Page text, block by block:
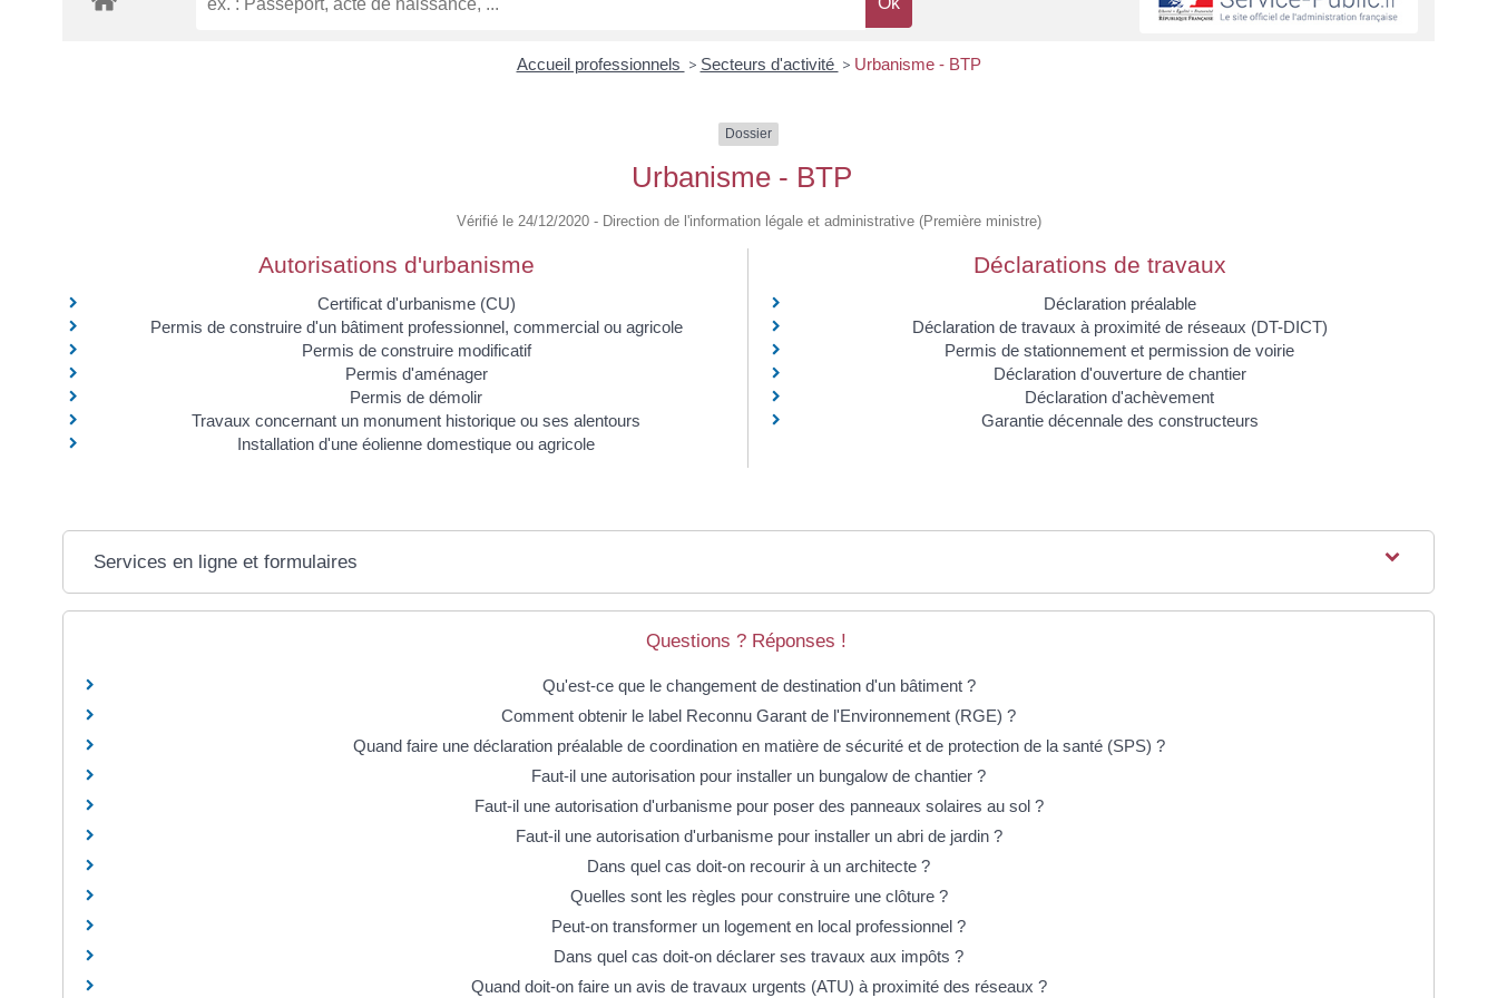
Accueil professionnels > Secteurs d'activité > Urbanisme - BTP
Dossier
Urbanisme - BTP
Vérifié le 24/12/2020 - Direction de l'information légale et administrative (Première ministre)
Autorisations d'urbanisme
Certificat d'urbanisme (CU)
Permis de construire d'un bâtiment professionnel, commercial ou agricole
Permis de construire modificatif
Permis d'aménager
Permis de démolir
Travaux concernant un monument historique ou ses alentours
Installation d'une éolienne domestique ou agricole
Déclarations de travaux
Déclaration préalable
Déclaration de travaux à proximité de réseaux (DT-DICT)
Permis de stationnement et permission de voirie
Déclaration d'ouverture de chantier
Déclaration d'achèvement
Garantie décennale des constructeurs
Services en ligne et formulaires
Questions ? Réponses !
Qu'est-ce que le changement de destination d'un bâtiment ?
Comment obtenir le label Reconnu Garant de l'Environnement (RGE) ?
Quand faire une déclaration préalable de coordination en matière de sécurité et de protection de la santé (SPS) ?
Faut-il une autorisation pour installer un bungalow de chantier ?
Faut-il une autorisation d'urbanisme pour poser des panneaux solaires au sol ?
Faut-il une autorisation d'urbanisme pour installer un abri de jardin ?
Dans quel cas doit-on recourir à un architecte ?
Quelles sont les règles pour construire une clôture ?
Peut-on transformer un logement en local professionnel ?
Dans quel cas doit-on déclarer ses travaux aux impôts ?
Quand doit-on faire un avis de travaux urgents (ATU) à proximité des réseaux ?